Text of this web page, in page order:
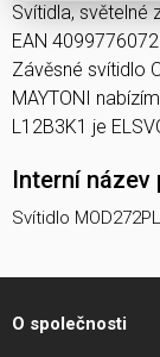
Svítidla, světelné
EAN
Závěsné svítidlo
MAYTONI
L12B3K1 je
Interní
Svítidlo
O společnosti